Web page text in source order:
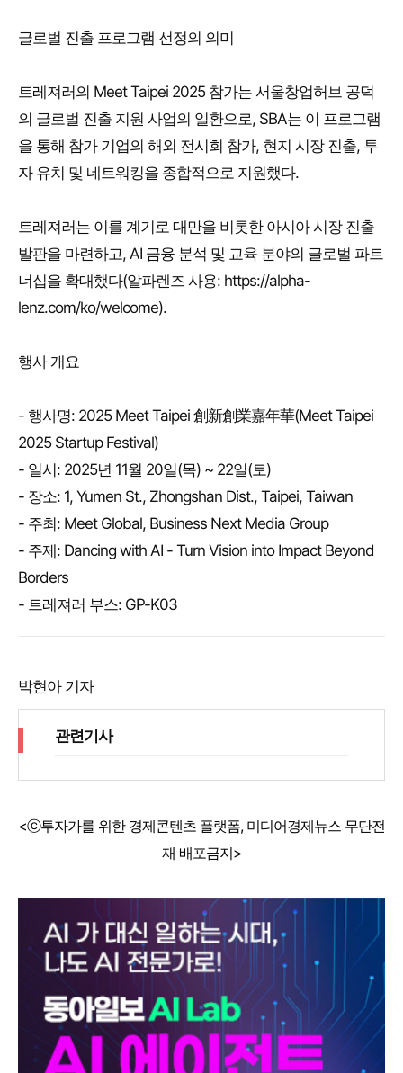
글로벌 진출 프로그램 선정의 의미
트레져러의 Meet Taipei 2025 참가는 서울창업허브 공덕
의 글로벌 진출 지원 사업의 일환으로, SBA는 이 프로그램
을 통해 참가 기업의 해외 전시회 참가, 현지 시장 진출, 투
자 유치 및 네트워킹을 종합적으로 지원했다.
트레져러는 이를 계기로 대만을 비롯한 아시아 시장 진출
발판을 마련하고, AI 금융 분석 및 교육 분야의 글로벌 파트
너십을 확대했다(알파렌즈 사용: https://alpha-
lenz.com/ko/welcome).
행사 개요
- 행사명: 2025 Meet Taipei 創新創業嘉年華(Meet Taipei
2025 Startup Festival)
- 일시: 2025년 11월 20일(목) ~ 22일(토)
- 장소: 1, Yumen St., Zhongshan Dist., Taipei, Taiwan
- 주최: Meet Global, Business Next Media Group
- 주제: Dancing with AI - Turn Vision into Impact Beyond
Borders
- 트레져러 부스: GP-K03
박현아 기자
관련기사
<ⓒ투자가를 위한 경제콘텐츠 플랫폼, 미디어경제뉴스 무단전
재 배포금지>